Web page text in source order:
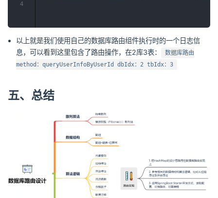
4
以上就是我们使用自己的数据库路由组件执行时的一个日志信
息，可以看到这里包含了路由操作，在2库3表：
数据库路由
method：queryUserInfoByUserId dbIdx：2 tbIdx：3
五、总结